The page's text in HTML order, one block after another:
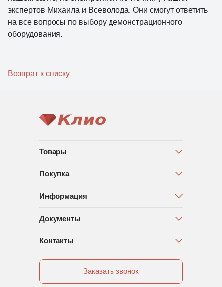
экспертов Михаила и Всеволода. Они смогут ответить
на все вопросы по выбору демонстрационного
оборудования.
Возврат к списку
Товары
Покупка
Информация
Документы
Контакты
Заказать звонок